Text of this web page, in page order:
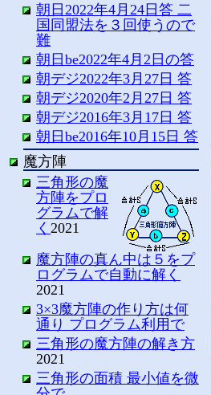
朝日2022年4月24日答 二
国同盟法を３回使うので
難
朝日be2022年4月2日の答
朝デジ2022年3月27日 答
朝デジ2020年2月27日 答
朝デジ2016年3月17日 答
朝日be2016年10月15日 答
魔方陣
三角形の魔
方陣をプロ
グラムで解
く 2021
魔方陣の真ん中は５をプ
ログラムで自動に解く
2021
3×3魔方陣の作り方は何
通り プログラム利用で
三角形の魔方陣の解き方
2021
三角形の面積 最小値を微